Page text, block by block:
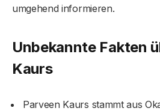
umgehend informieren.
Unbekannte Fakten
Kaurs
Parveen Kaurs stammt aus